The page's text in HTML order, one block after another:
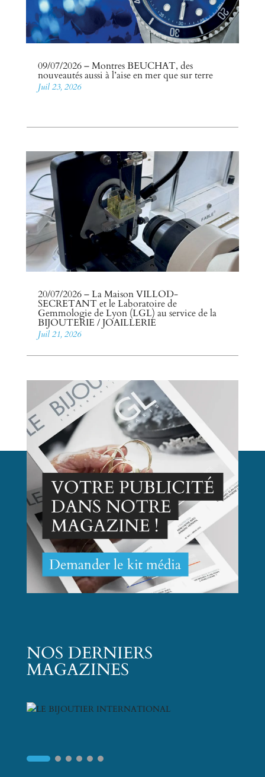
09/07/2026 – Montres BEUCHAT, des
nouveautés aussi à l’aise en mer que sur terre
Juil 23, 2026
20/07/2026 – La Maison VILLOD-
SECRETANT et le Laboratoire de
Gemmologie de Lyon (LGL) au service de la
BIJOUTERIE / JOAILLERIE
Juil 21, 2026
NOS DERNIERS
MAGAZINES